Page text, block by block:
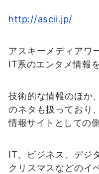
http://ascii.jp/
アスキーメディアワ
IT系のエンタメ情報
技術的な情報のほか
のネタも扱っており
情報サイトとしての
IT、ビジネス、デジ
クリスマスなどのイ